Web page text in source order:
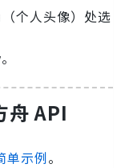
个人头像）处选
API
单示例。